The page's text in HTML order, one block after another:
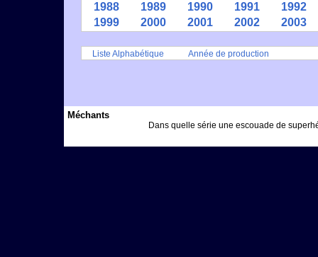
1988
1989 1990 1991
1992
1999
2000 2001 2002 2003
Liste Alphabétique Année de production
Méchants
Dans quelle série une escouade de